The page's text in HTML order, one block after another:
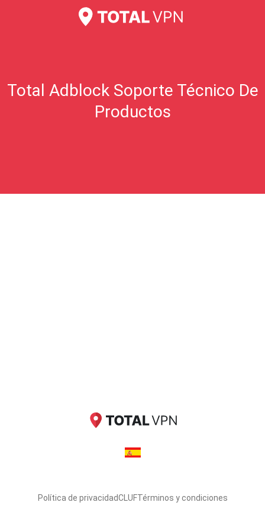
Total Adblock Soporte Técnico De
Productos
Política de privacidadCLUFTérminos y condiciones